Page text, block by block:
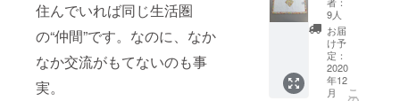
住んでいれば同じ生活圏
の“仲間”です。なのに、なか
なか交流がもてないのも事
実。
キー等
から、
ランダ
ムにお
送りま
す。 ・
た物品
を2個位
お送り
ます。
リター
ン例：
くるみ
9人
お届
け予
定：
2020
年12
月
こ